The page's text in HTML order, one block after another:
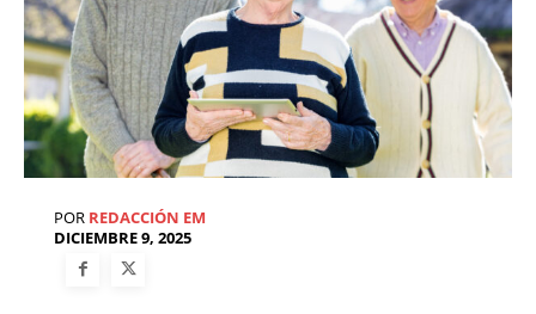
POR REDACCIÓN EM
DICIEMBRE 9, 2025